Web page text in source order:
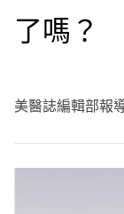
了嗎？
美醫誌編輯部報